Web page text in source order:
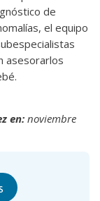
de
el equipo
asesorarlos
en: noviembre